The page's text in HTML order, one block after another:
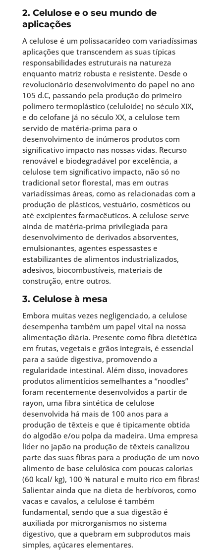
2. Celulose e o seu mundo de
aplicações
A celulose é um polissacarídeo com variadíssimas
aplicações que transcendem as suas típicas
responsabilidades estruturais na natureza
enquanto matriz robusta e resistente. Desde o
revolucionário desenvolvimento do papel no ano
105 d.C, passando pela produção do primeiro
polímero termoplástico (celuloide) no século XIX,
e do celofane já no século XX, a celulose tem
servido de matéria-prima para o
desenvolvimento de inúmeros produtos com
significativo impacto nas nossas vidas. Recurso
renovável e biodegradável por excelência, a
celulose tem significativo impacto, não só no
tradicional setor florestal, mas em outras
variadíssimas áreas, como as relacionadas com a
produção de plásticos, vestuário, cosméticos ou
até excipientes farmacêuticos. A celulose serve
ainda de matéria-prima privilegiada para
desenvolvimento de derivados absorventes,
emulsionantes, agentes espessastes e
estabilizantes de alimentos industrializados,
adesivos, biocombustíveis, materiais de
construção, entre outros.
3. Celulose à mesa
Embora muitas vezes negligenciado, a celulose
desempenha também um papel vital na nossa
alimentação diária. Presente como fibra dietética
em frutas, vegetais e grãos integrais, é essencial
para a saúde digestiva, promovendo a
regularidade intestinal. Além disso, inovadores
produtos alimentícios semelhantes a “noodles”
foram recentemente desenvolvidos a partir de
rayon, uma fibra sintética de celulose
desenvolvida há mais de 100 anos para a
produção de têxteis e que é tipicamente obtida
do algodão e/ou polpa da madeira. Uma empresa
líder no japão na produção de têxteis canalizou
parte das suas fibras para a produção de um novo
alimento de base celulósica com poucas calorias
(60 kcal/ kg), 100 % natural e muito rico em fibras!
Salientar ainda que na dieta de herbívoros, como
vacas e cavalos, a celulose é também
fundamental, sendo que a sua digestão é
auxiliada por microrganismos no sistema
digestivo, que a quebram em subprodutos mais
simples, açúcares elementares.